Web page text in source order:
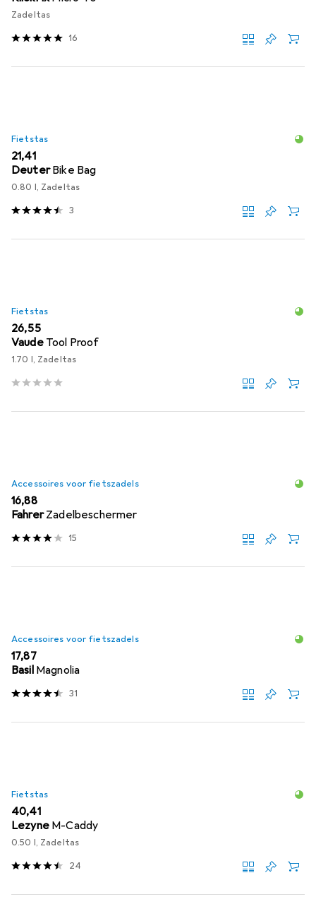
Zadeltas
16
Fietstas
EUR
21,41
Deuter Bike Bag
0.80 l, Zadeltas
3
Fietstas
EUR
26,55
Vaude Tool Proof
1.70 l, Zadeltas
Accessoires voor fietszadels
EUR
16,88
Fahrer Zadelbeschermer
15
Accessoires voor fietszadels
EUR
17,87
Basil Magnolia
31
Fietstas
EUR
40,41
Lezyne M-Caddy
0.50 l, Zadeltas
24